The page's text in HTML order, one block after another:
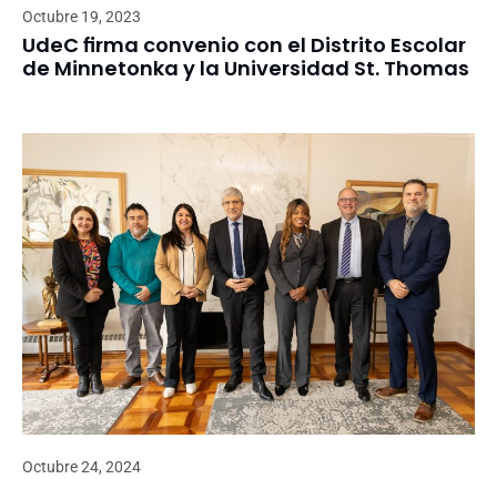
Octubre 19, 2023
UdeC firma convenio con el Distrito Escolar
de Minnetonka y la Universidad St. Thomas
Octubre 24, 2024